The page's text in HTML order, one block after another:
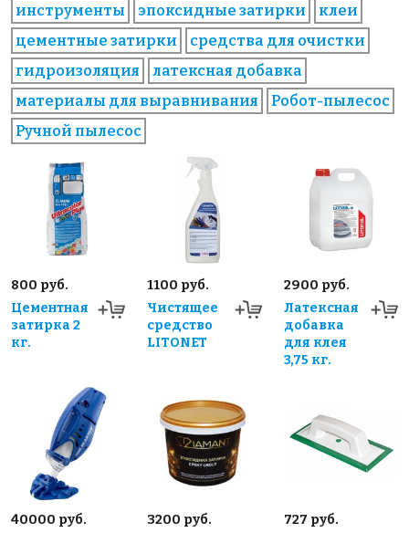
инструменты эпоксидные затирки
клеи
цементные затирки
средства для очистки
гидроизоляция
латексная добавка
материалы для выравнивания
Робот-пылесос
Ручной пылесос
800 руб.
Цементная
затирка 2
кг.
1100 руб.
Чистящее
средство
LITONET
2900 руб.
Латексная
добавка
для клея
3,75 кг.
40000 руб.
3200 руб.
727 руб.